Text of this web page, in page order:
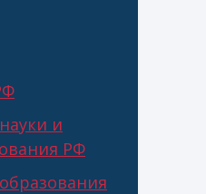
и
РФ